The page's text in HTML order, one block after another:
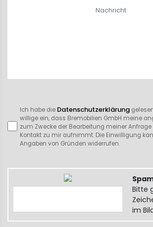
Ich habe die Datenschutzerklärung
willige ein, dass Bremobilien GmbH meine
zum Zwecke der Bearbeitung meiner
Kontakt zu mir aufnimmt. Die Einwilligung
Angaben von Gründen widerrufen.
Bitte
im